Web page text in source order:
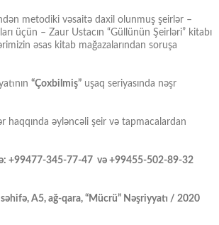
metodiki vəsaitə daxil olunmuş şeirlər –
üçün – Zaur Ustacın “Güllünün Şeirləri” kitabı
əsas kitab mağazalarından soruşa
“Çoxbilmiş” uşaq seriyasında nəşr
haqqında əyləncəli şeir və tapmacalardan
+99477-345-77-47 və +99455-502-89-32
A5, ağ-qara, “Mücrü” Nəşriyyatı / 2020